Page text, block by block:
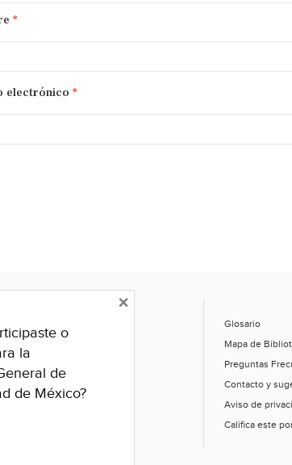
*
electrónico *
Glosario
Mapa de
Preguntas
Contacto y
Aviso de
Califica este
o
la
de
de México?
×